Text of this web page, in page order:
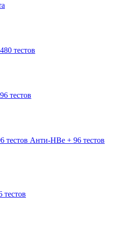
тестов
тестов
Анти-НВе + 96 тестов